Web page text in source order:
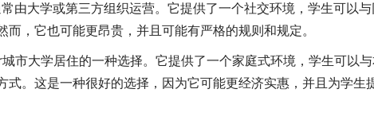
由大学或第三方组织运营。它提供了一个社交环境，学生可以
，它也可能更昂贵，并且可能有严格的规则和规定。
市大学居住的一种选择。它提供了一个家庭式环境，学生可以
式。这是一种很好的选择，因为它可能更经济实惠，并且为学生